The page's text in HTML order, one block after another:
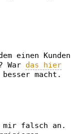
einen Kunden
War das hier
macht.
mir falsch an.